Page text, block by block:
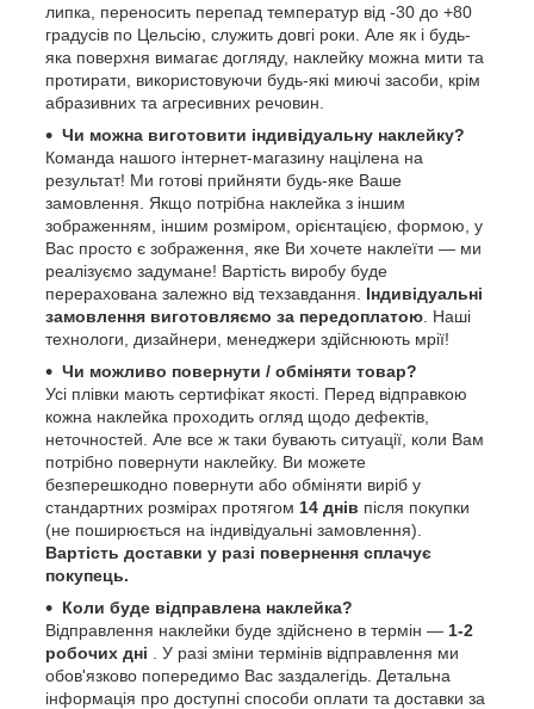
липка, переносить перепад температур від -30 до +80
градусів по Цельсію, служить довгі роки. Але як і будь-
яка поверхня вимагає догляду, наклейку можна мити та
протирати, використовуючи будь-які миючі засоби, крім
абразивних та агресивних речовин.
Чи можна виготовити індивідуальну наклейку?
Команда нашого інтернет-магазину націлена на
результат! Ми готові прийняти будь-яке Ваше
замовлення. Якщо потрібна наклейка з іншим
зображенням, іншим розміром, орієнтацією, формою, у
Вас просто є зображення, яке Ви хочете наклеїти — ми
реалізуємо задумане! Вартість виробу буде
перерахована залежно від техзавдання. Індивідуальні
замовлення виготовляємо за передоплатою . Наші
технологи, дизайнери, менеджери здійснюють мрії!
Чи можливо повернути / обміняти товар?
Усі плівки мають сертифікат якості. Перед відправкою
кожна наклейка проходить огляд щодо дефектів,
неточностей. Але все ж таки бувають ситуації, коли Вам
потрібно повернути наклейку. Ви можете
безперешкодно повернути або обміняти виріб у
стандартних розмірах протягом 14 днів після покупки
(не поширюється на індивідуальні замовлення).
Вартість доставки у разі повернення сплачує
покупець.
Коли буде відправлена наклейка?
Відправлення наклейки буде здійснено в термін — 1-2
робочих дні . У разі зміни термінів відправлення ми
обов'язково попередимо Вас заздалегідь. Детальна
інформація про доступні способи оплати та доставки за